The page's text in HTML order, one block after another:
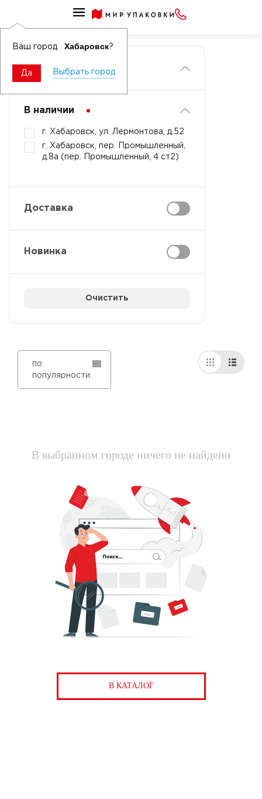
Ваш город Хабаровск?
Да Выбрать город
Главная
Фильтры
В наличии
г. Хабаровск, ул. Лермонтова, д.52
г. Хабаровск, пер. Промышленный,
д.8а (пер. Промышленный, 4 ст2)
Доставка
Новинка
Очистить
по
популярности
В выбранном городе ничего не найдено
В КАТАЛОГ